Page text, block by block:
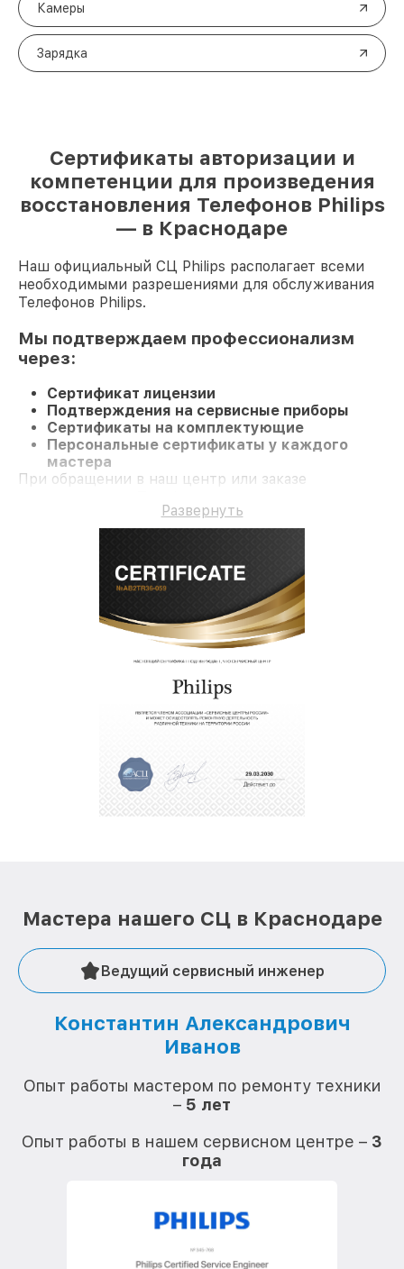
Камеры
Зарядка
Сертификаты авторизации и
компетенции для произведения
восстановления Телефонов Philips
— в Краснодаре
Наш официальный СЦ Philips располагает всеми
необходимыми разрешениями для обслуживания
Телефонов Philips.
Мы подтверждаем профессионализм
через:
Сертификат лицензии
Подтверждения на сервисные приборы
Сертификаты на комплектующие
Персональные сертификаты у каждого
мастера
При обращении в наш центр или заказе
компетентное обслуживание и долгосрочную
гарантию на ремонт и детали.
Развернуть
Мастера нашего СЦ в Краснодаре
Ведущий сервисный инженер
Константин Александрович
Иванов
Опыт работы мастером по ремонту техники
– 5 лет
Опыт работы в нашем сервисном центре – 3
года